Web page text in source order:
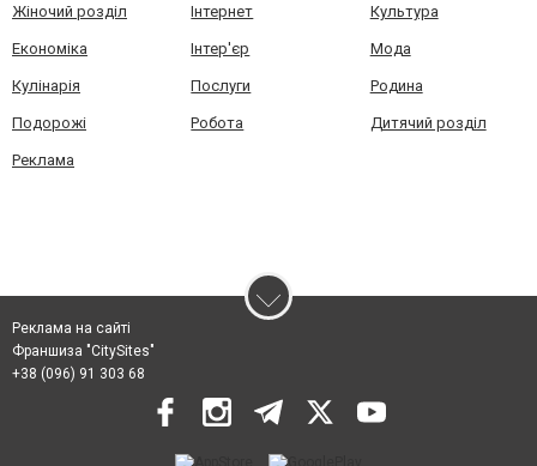
Жіночий розділ Інтернет Культура
Економіка Інтер'єр Мода
Кулінарія Послуги Родина
Подорожі Робота Дитячий розділ
Реклама
Реклама на сайті
Франшиза "CitySites"
+38 (096) 91 303 68